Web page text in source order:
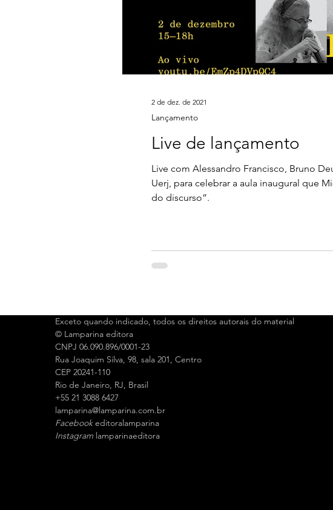
Live de lançamento
Live com Alessandro Francisco, Bruno
Uerj, para celebrar a aula inaugural que
do discurso”.
Lançamento
2 de dez. de 2021
Exceto quando indicado, todos os direitos autorais do material
© Lamparina editora
CNPJ 06.090.896/0001-23
Rua Joaquim Silva, 98, sala 201, Centro
CEP 20241-110
Rio de Janeiro, RJ, Brasil
+55 21 3088 6427
amparina@lamparina.com.br
Facebook editoralamparina
Instagram lamparinaeditora